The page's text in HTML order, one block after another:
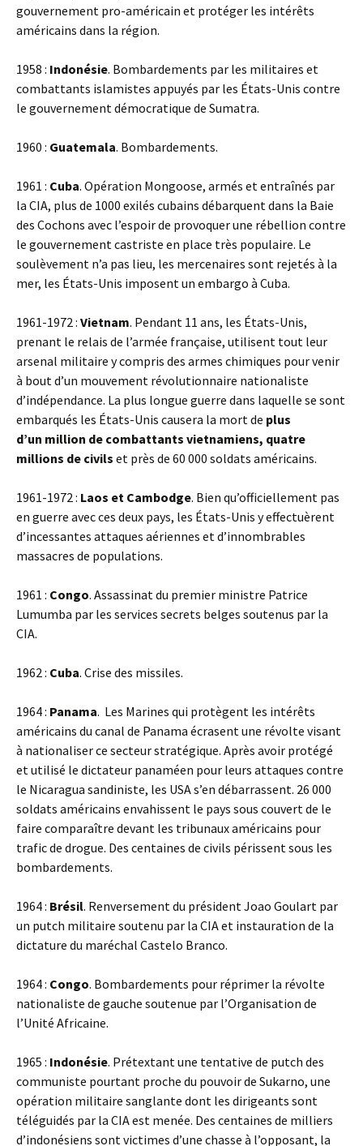
gouvernement pro-américain et protéger les intérêts
américains dans la région.
1958 : Indonésie. Bombardements par les militaires et
combattants islamistes appuyés par les États-Unis contre
le gouvernement démocratique de Sumatra.
1960 : Guatemala. Bombardements.
1961 : Cuba. Opération Mongoose, armés et entraînés par
la CIA, plus de 1000 exilés cubains débarquent dans la Baie
des Cochons avec l’espoir de provoquer une rébellion contre
le gouvernement castriste en place très populaire. Le
soulèvement n’a pas lieu, les mercenaires sont rejetés à la
mer, les États-Unis imposent un embargo à Cuba.
1961-1972 : Vietnam. Pendant 11 ans, les États-Unis,
prenant le relais de l’armée française, utilisent tout leur
arsenal militaire y compris des armes chimiques pour venir
à bout d’un mouvement révolutionnaire nationaliste
d’indépendance. La plus longue guerre dans laquelle se sont
embarqués les États-Unis causera la mort de plus
d’un million de combattants vietnamiens, quatre
millions de civils et près de 60 000 soldats américains.
1961-1972 : Laos et Cambodge. Bien qu’officiellement pas
en guerre avec ces deux pays, les États-Unis y effectuèrent
d’incessantes attaques aériennes et d’innombrables
massacres de populations.
1961 : Congo. Assassinat du premier ministre Patrice
Lumumba par les services secrets belges soutenus par la
CIA.
1962 : Cuba. Crise des missiles.
1964 : Panama. Les Marines qui protègent les intérêts
américains du canal de Panama écrasent une révolte visant
à nationaliser ce secteur stratégique. Après avoir protégé
et utilisé le dictateur panaméen pour leurs attaques contre
le Nicaragua sandiniste, les USA s’en débarrassent. 26 000
soldats américains envahissent le pays sous couvert de le
faire comparaître devant les tribunaux américains pour
trafic de drogue. Des centaines de civils périssent sous les
bombardements.
1964 : Brésil. Renversement du président Joao Goulart par
un putch militaire soutenu par la CIA et instauration de la
dictature du maréchal Castelo Branco.
1964 : Congo. Bombardements pour réprimer la révolte
nationaliste de gauche soutenue par l’Organisation de
l’Unité Africaine.
1965 : Indonésie. Prétextant une tentative de putch des
communiste pourtant proche du pouvoir de Sukarno, une
opération militaire sanglante dont les dirigeants sont
téléguidés par la CIA est menée. Des centaines de milliers
d’indonésiens sont victimes d’une chasse à l’opposant, la